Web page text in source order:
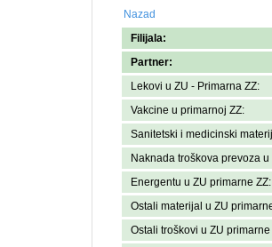
Nazad
Filijala:
Partner:
Lekovi u ZU - Primarna ZZ:
Vakcine u primarnoj ZZ:
Sanitetski i medicinski
Naknada troškova prevoza
Energentu u ZU primarne ZZ:
Ostali materijal u ZU
Ostali troškovi u ZU primarne